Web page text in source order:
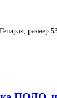
размер